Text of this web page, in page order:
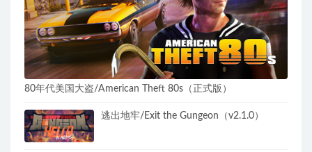
80年代美国大盗/American Theft 80s（正式版）
逃出地牢/Exit the Gungeon（v2.1.0）